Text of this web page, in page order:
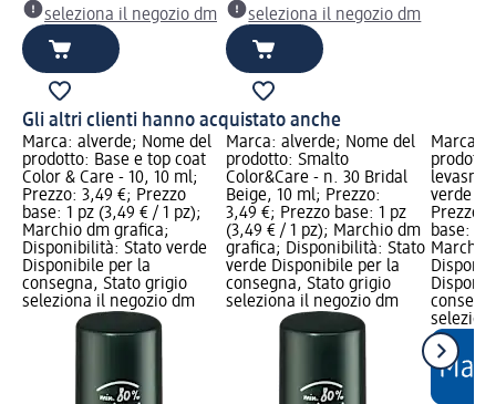
seleziona il negozio dm
seleziona il negozio dm
Gli altri clienti hanno acquistato anche
Marca: alverde; Nome del
prodotto: Base e top coat
Color & Care - 10, 10 ml;
Prezzo: 3,49 €; Prezzo
base: 1 pz (3,49 € / 1 pz);
Marchio dm grafica;
Disponibilità: Stato verde
Disponibile per la
consegna, Stato grigio
seleziona il negozio dm
Marca: alverde; Nome del
prodotto: Smalto
Color&Care - n. 30 Bridal
Beige, 10 ml; Prezzo:
3,49 €; Prezzo base: 1 pz
(3,49 € / 1 pz); Marchio dm
grafica; Disponibilità: Stato
verde Disponibile per la
consegna, Stato grigio
seleziona il negozio dm
Marca:
verde e
Prezzo:
base:
Marchio